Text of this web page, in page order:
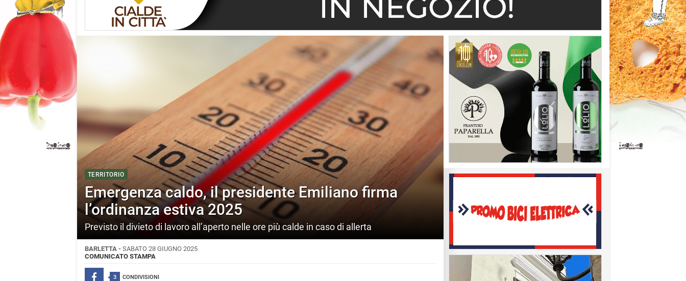
TERRITORIO
Emergenza caldo, il presidente Emiliano firma
l’ordinanza estiva 2025
Previsto il divieto di lavoro all’aperto nelle ore più calde in caso di allerta
BARLETTA - SABATO 28 GIUGNO 2025
COMUNICATO STAMPA
3 CONDIVISIONI